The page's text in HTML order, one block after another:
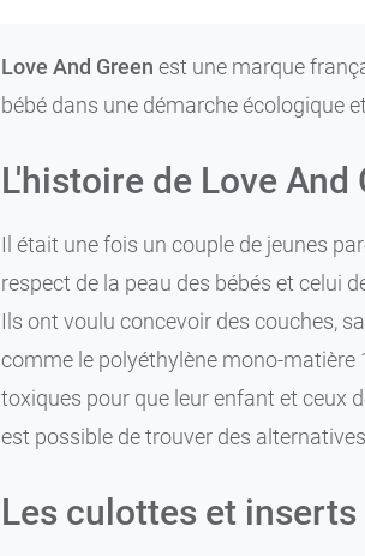
Love And Green est une marque
bébé dans une démarche écologique
L'histoire de Love And
Il était une fois un couple de jeunes
respect de la peau des bébés et celui
Ils ont voulu concevoir des couches,
comme le polyéthylène mono-matière
toxiques pour que leur enfant et ceux
est possible de trouver des
Les culottes et